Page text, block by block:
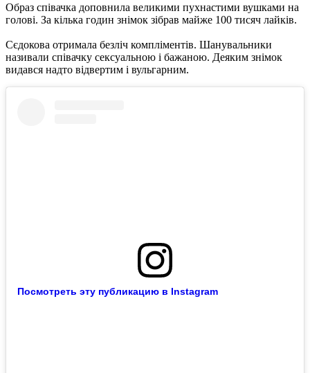
Образ співачка доповнила великими пухнастими вушками на
голові. За кілька годин знімок зібрав майже 100 тисяч лайків.
Сєдокова отримала безліч компліментів. Шанувальники
називали співачку сексуальною і бажаною. Деяким знімок
видався надто відвертим і вульгарним.
Посмотреть эту публикацию в Instagram